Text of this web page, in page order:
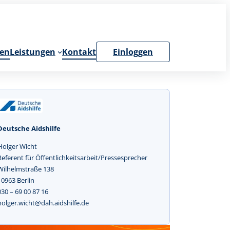
Leistungen Kontakt Einloggen
Aidshilfe
Wicht
für Öffentlichkeitsarbeit/Pressesprecher
138
Berlin
– 69 00 87 16